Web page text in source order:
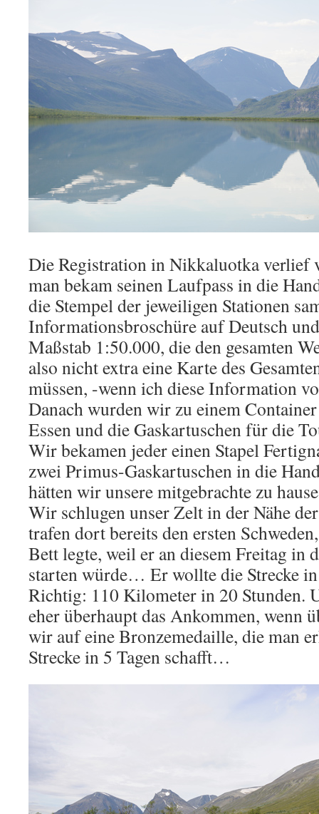
Die Registration in Nikkaluotka verlief
man bekam seinen Laufpass in die
die Stempel der jeweiligen Stationen
Informationsbroschüre auf Deutsch
Maßstab 1:50.000, die den gesamten
also nicht extra eine Karte des
müssen, -wenn ich diese Information
Danach wurden wir zu einem
Essen und die Gaskartuschen für die
Wir bekamen jeder einen Stapel
zwei Primus-Gaskartuschen in die
hätten wir unsere mitgebrachte zu
Wir schlugen unser Zelt in der Nähe
trafen dort bereits den ersten
Bett legte, weil er an diesem Freitag in
starten würde… Er wollte die Strecke
Richtig: 110 Kilometer in 20 Stunden.
eher überhaupt das Ankommen, wenn
wir auf eine Bronzemedaille, die man
Strecke in 5 Tagen schafft…